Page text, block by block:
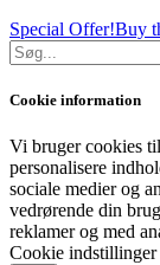
Special Offer!Buy
Cookie information
Vi bruger cookies
personalisere
sociale medier og
vedrørende din
reklamer og med
Cookie indstillinger